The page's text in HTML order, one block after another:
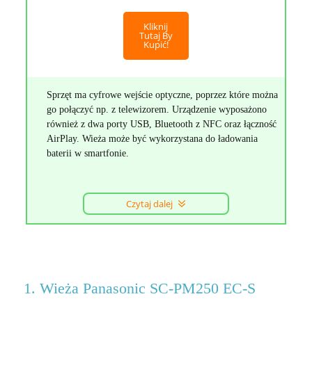
Kliknij
Tutaj By
Kupić!
Sprzęt ma cyfrowe wejście optyczne, poprzez które można
go połączyć np. z telewizorem. Urządzenie wyposażono
również z dwa porty USB, Bluetooth z NFC oraz łączność
AirPlay. Wieża może być wykorzystana do ładowania
baterii w smartfonie.
Czytaj dalej
1. Wieża Panasonic SC-PM250 EC-S